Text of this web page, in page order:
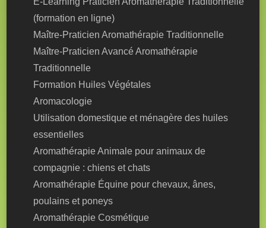
(formation en ligne)
Maître-Praticien Aromathérapie Traditionnelle
Maître-Praticien Avancé Aromathérapie
Traditionnelle
Formation Huiles Végétales
Aromacologie
Utilisation domestique et ménagère des huiles
essentielles
Aromathérapie Animale pour animaux de
compagnie : chiens et chats
Aromathérapie Équine pour chevaux, ânes,
poulains et poneys
Aromathérapie Cosmétique